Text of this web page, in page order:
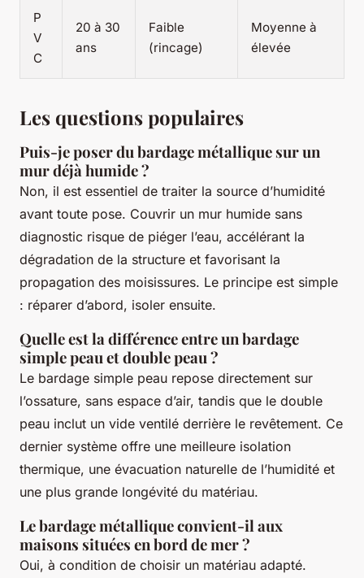
P
V
C
20 à 30
ans
Faible
(rincage)
Moyenne à
élevée
Les questions populaires
Puis-je poser du bardage métallique sur un
mur déjà humide ?
Non, il est essentiel de traiter la source d’humidité
avant toute pose. Couvrir un mur humide sans
diagnostic risque de piéger l’eau, accélérant la
dégradation de la structure et favorisant la
propagation des moisissures. Le principe est simple
: réparer d’abord, isoler ensuite.
Quelle est la différence entre un bardage
simple peau et double peau ?
Le bardage simple peau repose directement sur
l’ossature, sans espace d’air, tandis que le double
peau inclut un vide ventilé derrière le revêtement. Ce
dernier système offre une meilleure isolation
thermique, une évacuation naturelle de l’humidité et
une plus grande longévité du matériau.
Le bardage métallique convient-il aux
maisons situées en bord de mer ?
Oui, à condition de choisir un matériau adapté.